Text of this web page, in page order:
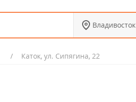
Владивосток
Каток, ул. Сипягина, 22